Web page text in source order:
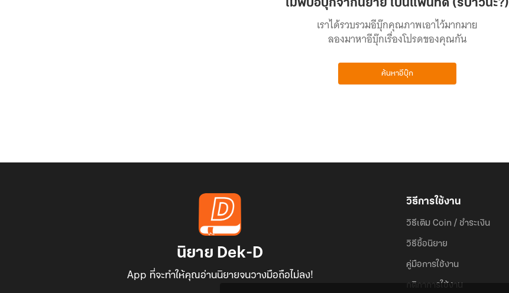
ไม่พบอีบุ๊กจากนิยาย เป็นแฟนที่ดี (รึป่าวนะ?)
เราได้รวบรวมอีบุ๊กคุณภาพเอาไว้มากมาย
ลองมาหาอีบุ๊กเรื่องโปรดของคุณกัน
ค้นหาอีบุ๊ก
นิยาย Dek-D
App ที่จะทำให้คุณอ่านนิยายจนวางมือถือไม่ลง!
วิธีการใช้งาน
วิธีเติม Coin / ชำระเงิน
วิธีซื้อนิยาย
คู่มือการใช้งาน
กติกาการใช้งาน